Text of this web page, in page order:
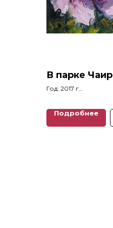
В парке Чаир
Год: 2017 г
Подробнее